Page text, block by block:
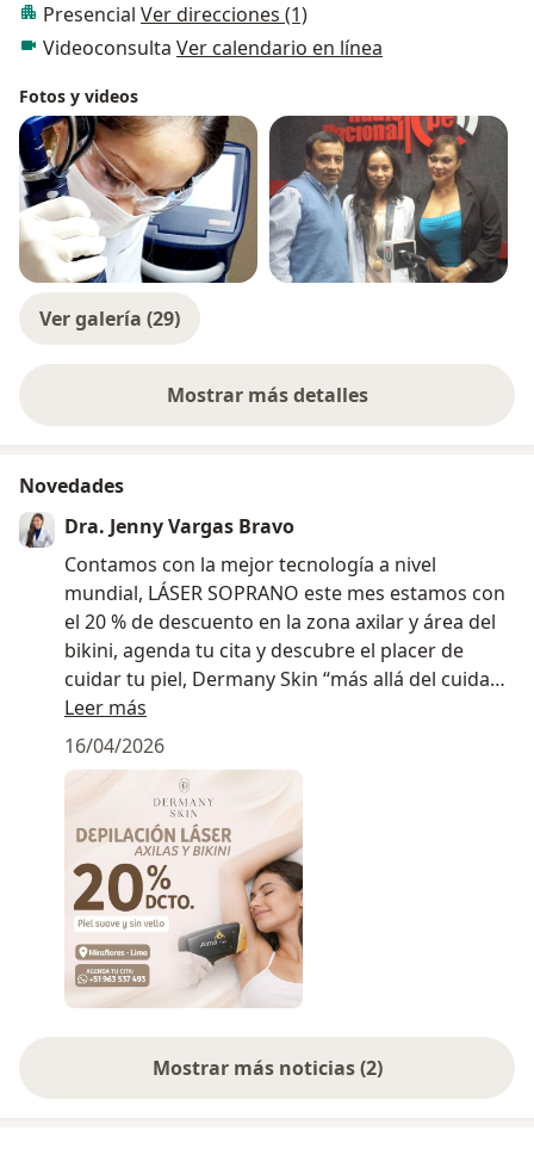
Presencial Ver direcciones (1)
Videoconsulta Ver calendario en línea
Fotos y videos
Ver galería (29)
Mostrar más detalles
sobre la experiencia
Novedades
Dra. Jenny Vargas Bravo
Contamos con la mejor tecnología a nivel
mundial, LÁSER SOPRANO este mes estamos con
el 20 % de descuento en la zona axilar y área del
bikini, agenda tu cita y descubre el placer de
cuidar tu piel, Dermany Skin “más allá del cuidado
de tu piel.
Leer más
16/04/2026
Mostrar más noticias (2)